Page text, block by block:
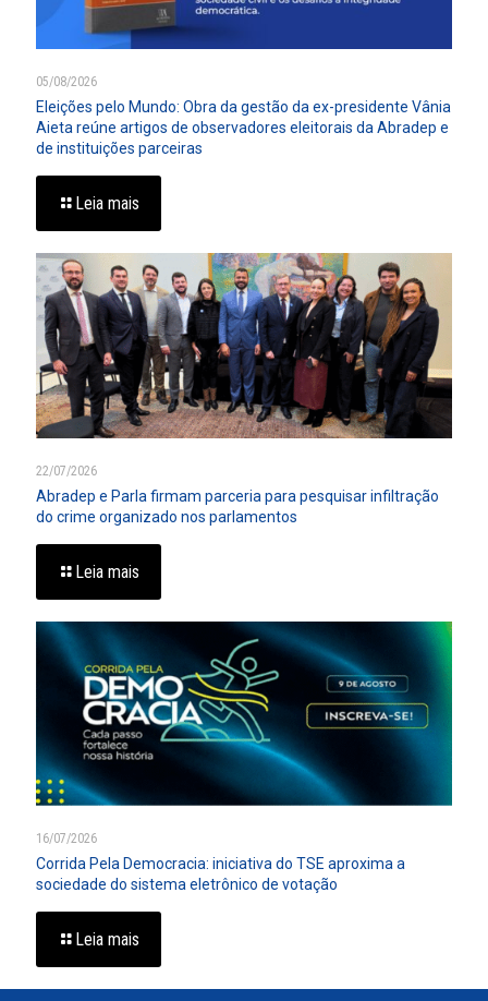
05/08/2026
Eleições pelo Mundo: Obra da gestão da ex-presidente Vânia
Aieta reúne artigos de observadores eleitorais da Abradep e
de instituições parceiras
Leia mais
22/07/2026
Abradep e Parla firmam parceria para pesquisar infiltração
do crime organizado nos parlamentos
Leia mais
16/07/2026
Corrida Pela Democracia: iniciativa do TSE aproxima a
sociedade do sistema eletrônico de votação
Leia mais